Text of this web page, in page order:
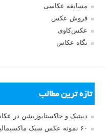
مسابقه عکاسی
فروش عکس
عکس‌کاوی
نگاه عکاس
تازه ترین مطالب
دیپتیک و جاکستا‌پوزیشن در
۶۰ نمونه عکس سبک ماکسیمالیسم